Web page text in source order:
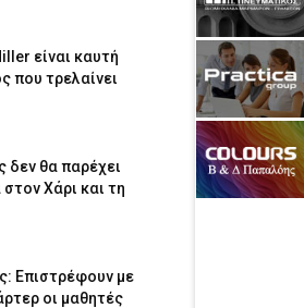
είναι καυτή
που τρελαίνει
δεν θα παρέχει
Χάρι και τη
Επιστρέφουν με
οι μαθητές